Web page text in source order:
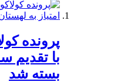
پرونده
با تقدیم
بسته شد